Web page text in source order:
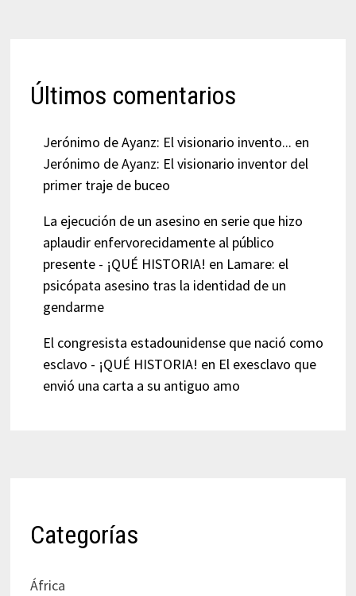
Últimos comentarios
Jerónimo de Ayanz: El visionario invento... en
Jerónimo de Ayanz: El visionario inventor del
primer traje de buceo
La ejecución de un asesino en serie que hizo
aplaudir enfervorecidamente al público
presente - ¡QUÉ HISTORIA! en Lamare: el
psicópata asesino tras la identidad de un
gendarme
El congresista estadounidense que nació como
esclavo - ¡QUÉ HISTORIA! en El exesclavo que
envió una carta a su antiguo amo
Categorías
África